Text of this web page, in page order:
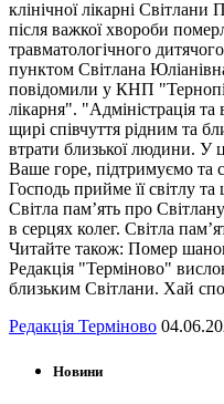
клінічної лікарні
після важкої хвороби
травматологічного
пунктом Світлана
повідомили у КНП
лікарня". "Адміністрація
щирі співчуття рідним та
втрати близької людини. У
Ваше горе, підтримуємо та
Господь прийме її світлу
Світла пам’ять про
в серцях колег. Світла
Читайте також: Помер
Редакція "Терміново"
близьким Світлани. Хай
Редакція Терміново
Новини